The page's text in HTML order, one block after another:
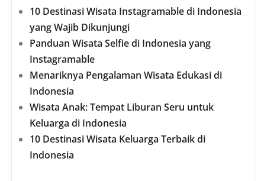
10 Destinasi Wisata Instagramable di Indonesia
yang Wajib Dikunjungi
Panduan Wisata Selfie di Indonesia yang
Instagramable
Menariknya Pengalaman Wisata Edukasi di
Indonesia
Wisata Anak: Tempat Liburan Seru untuk
Keluarga di Indonesia
10 Destinasi Wisata Keluarga Terbaik di
Indonesia